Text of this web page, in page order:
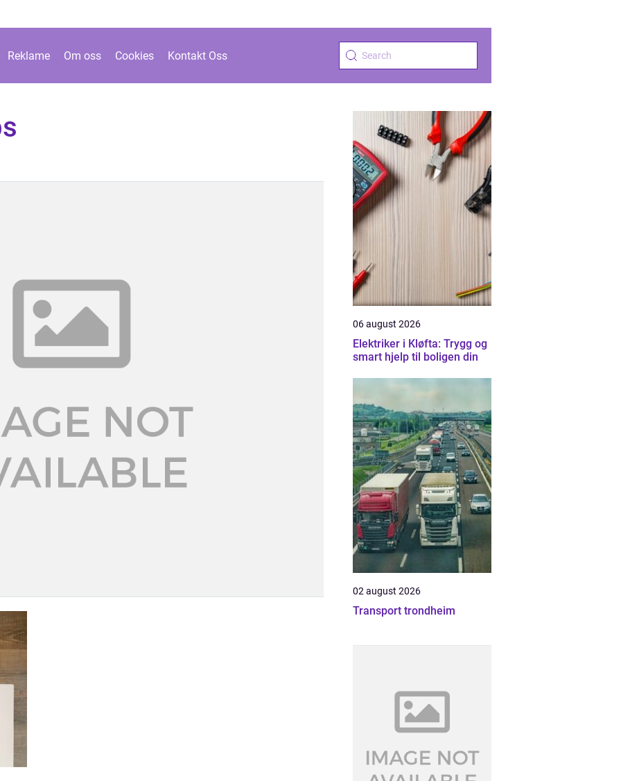
Reklame Om oss Cookies Kontakt Oss
06 august 2026
Elektriker i Kløfta: Trygg og
smart hjelp til boligen din
02 august 2026
Transport trondheim